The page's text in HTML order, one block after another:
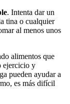
. Intenta dar un
tina o cualquier
al menos unos
alimentos que
ejercicio y
pueden ayudar a
es más difícil